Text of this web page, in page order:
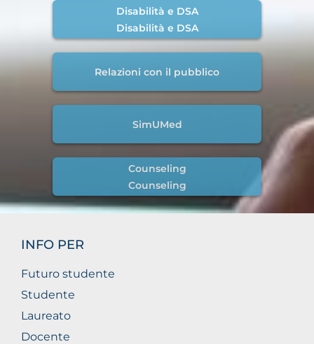
Disabilità e DSA
Disabilità e DSA
Relazioni con il pubblico
SimUMed
Counseling
Counseling
INFO PER
Futuro studente
Studente
Laureato
Docente